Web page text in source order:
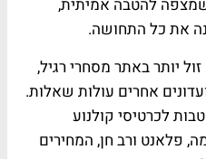
שמצפה להטבה אמיתית,
את כל התחושה.
יותר באתר מסחרי רגיל,
אחרים עולות שאלות.
לכרטיסי קולנוע
פלאנט ורב חן, המחירים